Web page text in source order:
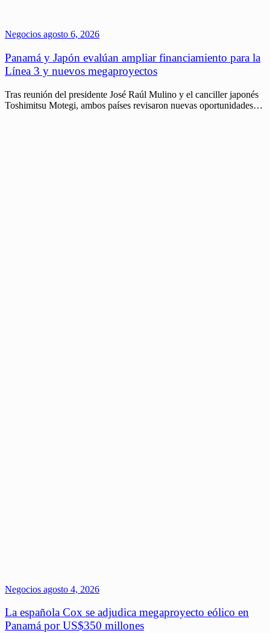
Negocios agosto 6, 2026
Panamá y Japón evalúan ampliar financiamiento para la
Línea 3 y nuevos megaproyectos
Tras reunión del presidente José Raúl Mulino y el canciller japonés
Toshimitsu Motegi, ambos países revisaron nuevas oportunidades…
Negocios agosto 4, 2026
La española Cox se adjudica megaproyecto eólico en
Panamá por US$350 millones